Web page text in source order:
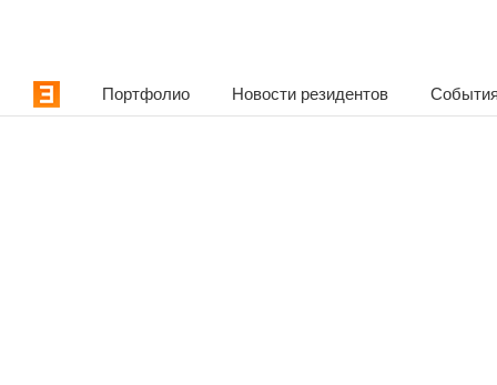
Портфолио Новости резидентов